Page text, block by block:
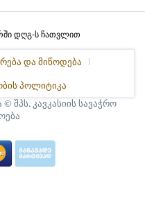
დღგ-ს ჩათვლით
და მიწოდება
პოლიტიკა
შპს. კავკასიის სავაჭრო